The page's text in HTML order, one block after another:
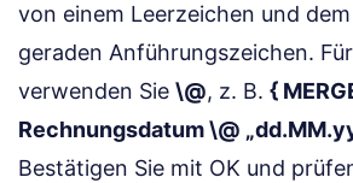
von einem Leerzeichen und
geraden Anführungszeichen.
verwenden Sie \@, z. B. {
Rechnungsdatum \@
Bestätigen Sie mit OK und